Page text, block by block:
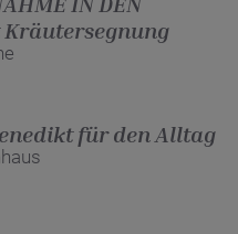
für den Alltag